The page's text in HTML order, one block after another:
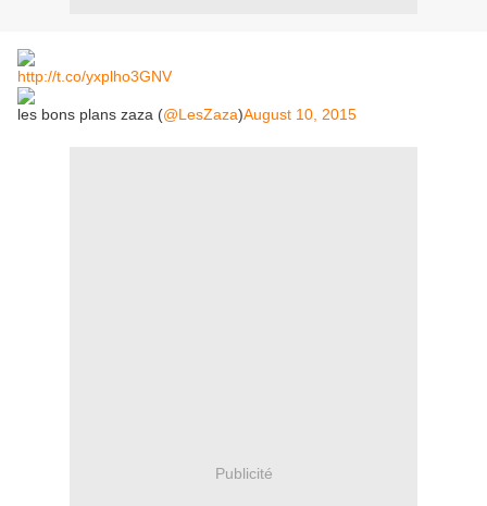
http://t.co/yxplho3GNV
les bons plans zaza (@LesZaza)August 10, 2015
Publicité